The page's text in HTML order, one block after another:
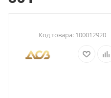
Код товара: 100012920